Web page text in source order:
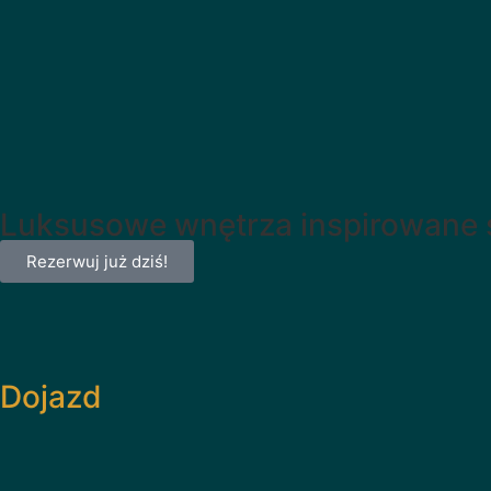
Luksusowe wnętrza inspirowane
Rezerwuj już dziś!
Dojazd